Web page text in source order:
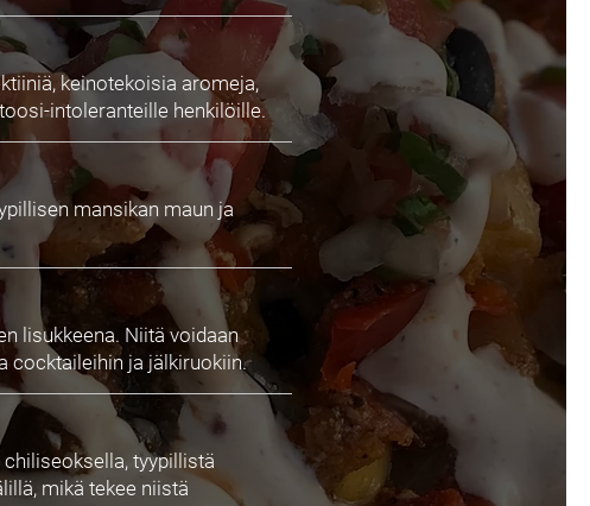
keinotekoisia aromeja,
intoleranteille henkilöille.
mansikan maun ja
lisukkeena. Niitä voidaan
cocktaileihin ja jälkiruokiin.
tyypillistä
mikä tekee niistä